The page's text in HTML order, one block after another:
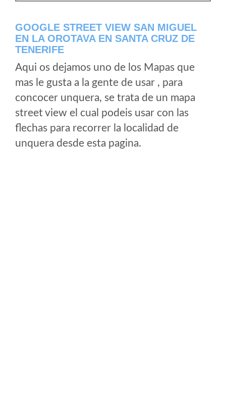
GOOGLE STREET VIEW SAN MIGUEL
EN LA OROTAVA EN SANTA CRUZ DE
TENERIFE
Aqui os dejamos uno de los Mapas que
mas le gusta a la gente de usar , para
concocer unquera, se trata de un mapa
street view el cual podeis usar con las
flechas para recorrer la localidad de
unquera desde esta pagina.